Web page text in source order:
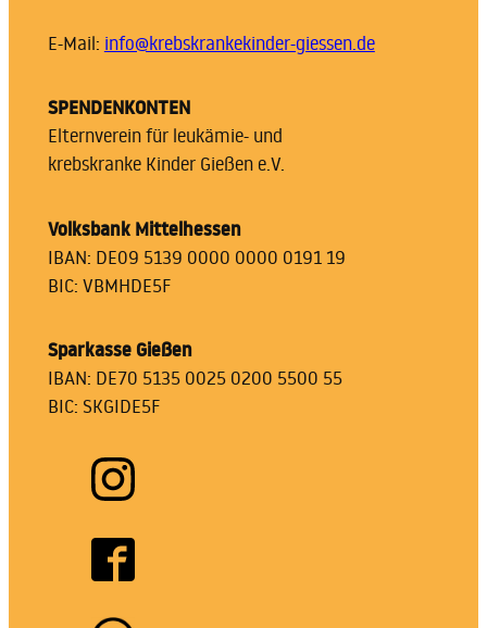
E-Mail: info@krebskrankekinder-giessen.de
SPENDENKONTEN
Elternverein für leukämie- und
krebskranke Kinder Gießen e.V.
Volksbank Mittelhessen
IBAN: DE09 5139 0000 0000 0191 19
BIC: VBMHDE5F
Sparkasse Gießen
IBAN: DE70 5135 0025 0200 5500 55
BIC: SKGIDE5F